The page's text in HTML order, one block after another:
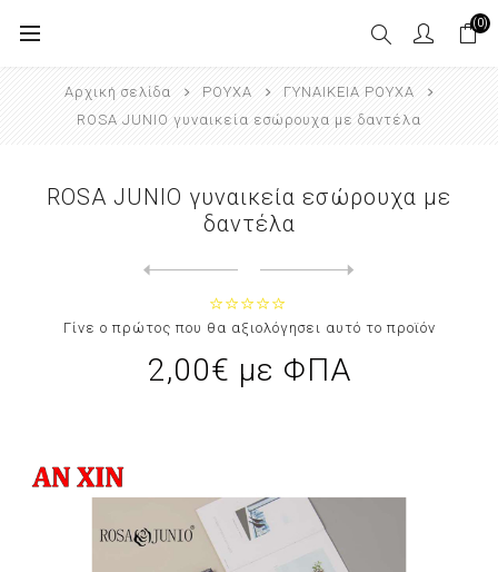
(0)
Αρχική σελίδα ΡΟΥΧΑ
ΓΥΝΑΙΚΕΙΑ ΡΟΥΧΑ
ROSA JUNIO γυναικεία εσώρουχα με δαντέλα
ROSA JUNIO γυναικεία εσώρουχα με
δαντέλα
Γίνε ο πρώτος που θα αξιολόγησει αυτό το προϊόν
2,00€ με ΦΠΑ